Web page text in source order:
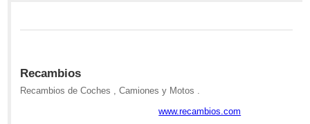
Recambios
Recambios de Coches , Camiones y Motos .
www.recambios.com